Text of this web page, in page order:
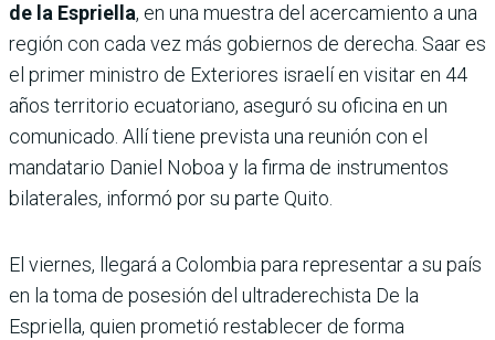
de la Espriella, en una muestra del acercamiento a una
región con cada vez más gobiernos de derecha. Saar es
el primer ministro de Exteriores israelí en visitar en 44
años territorio ecuatoriano, aseguró su oficina en un
comunicado. Allí tiene prevista una reunión con el
mandatario Daniel Noboa y la firma de instrumentos
bilaterales, informó por su parte Quito.
El viernes, llegará a Colombia para representar a su país
en la toma de posesión del ultraderechista De la
Espriella, quien prometió restablecer de forma